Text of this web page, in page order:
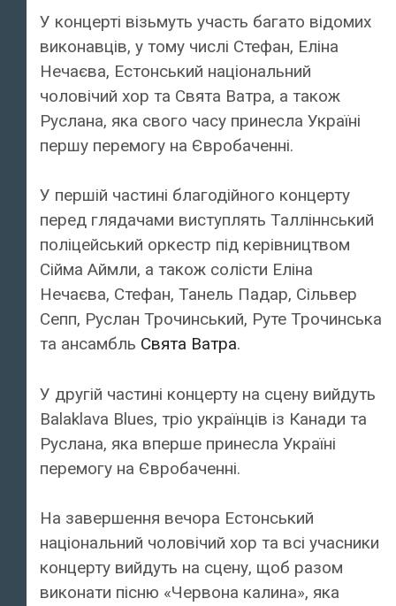
У концерті візьмуть участь багато відомих
виконавців, у тому числі Стефан, Еліна
Нечаєва, Естонський національний
чоловічий хор та Свята Ватра, а також
Руслана, яка свого часу принесла Україні
першу перемогу на Євробаченні.
У першій частині благодійного концерту
перед глядачами виступлять Талліннський
поліцейський оркестр під керівництвом
Сійма Аймли, а також солісти Еліна
Нечаєва, Стефан, Танель Падар, Сільвер
Сепп, Руслан Трочинський, Руте Трочинська
та ансамбль Свята Ватра.
У другій частині концерту на сцену вийдуть
Balaklava Blues, тріо українців із Канади та
Руслана, яка вперше принесла Україні
перемогу на Євробаченні.
На завершення вечора Естонський
національний чоловічий хор та всі учасники
концерту вийдуть на сцену, щоб разом
виконати пісню «Червона калина», яка